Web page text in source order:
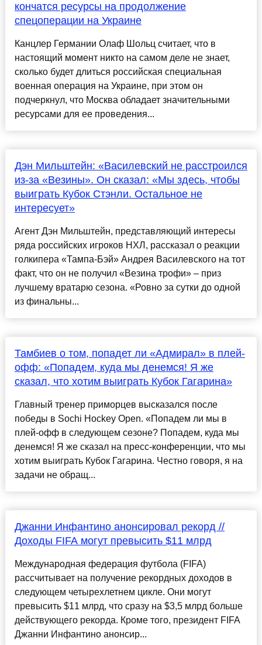
кончатся ресурсы на продолжение
спецоперации на Украине
Канцлер Германии Олаф Шольц считает, что в
настоящий момент никто на самом деле не знает,
сколько будет длиться российская специальная
военная операция на Украине, при этом он
подчеркнул, что Москва обладает значительными
ресурсами для ее проведения...
Дэн Мильштейн: «Василевский не расстроился
из-за «Везины». Он сказал: «Мы здесь, чтобы
выиграть Кубок Стэнли. Остальное не
интересует»
Агент Дэн Мильштейн, представляющий интересы
ряда российских игроков НХЛ, рассказал о реакции
голкипера «Тампа-Бэй» Андрея Василевского на тот
факт, что он не получил «Везина трофи» – приз
лучшему вратарю сезона. «Ровно за сутки до одной
из финальны...
Тамбиев о том, попадет ли «Адмирал» в плей-
офф: «Попадем, куда мы денемся! Я же
сказал, что хотим выиграть Кубок Гагарина»
Главный тренер приморцев высказался после
победы в Sochi Hockey Open. «Попадем ли мы в
плей-офф в следующем сезоне? Попадем, куда мы
денемся! Я же сказал на пресс-конференции, что мы
хотим выиграть Кубок Гагарина. Честно говоря, я на
задачи не обращ...
Джанни Инфантино анонсировал рекорд //
Доходы FIFA могут превысить $11 млрд
Международная федерация футбола (FIFA)
рассчитывает на получение рекордных доходов в
следующем четырехлетнем цикле. Они могут
превысить $11 млрд, что сразу на $3,5 млрд больше
действующего рекорда. Кроме того, президент FIFA
Джанни Инфантино анонсир...